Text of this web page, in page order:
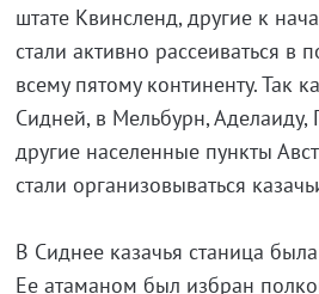
штате Квинсленд, другие к
стали активно рассеиваться в
всему пятому континенту. Так
Сидней, в Мельбурн, Аделаиду,
другие населенные пункты
стали организовываться
В Сиднее казачья станица
Ее атаманом был избран